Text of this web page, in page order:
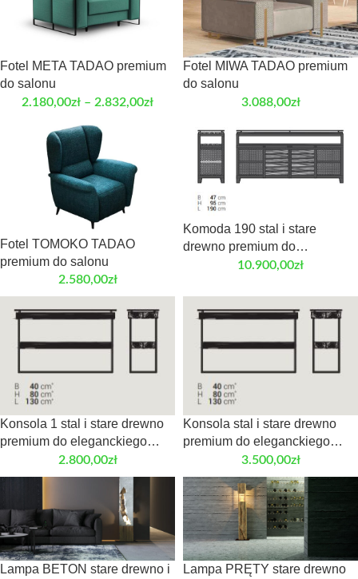
Fotel META TADAO premium
do salonu
2.180,00zł – 2.832,00zł
Fotel MIWA TADAO premium
do salonu
3.088,00zł
Fotel TOMOKO TADAO
premium do salonu
2.580,00zł
Komoda 190 stal i stare
drewno premium do
eleganckiego wnętrza
10.900,00zł
Konsola 1 stal i stare drewno
premium do eleganckiego
2.800,00zł
Konsola stal i stare drewno
premium do eleganckiego
3.500,00zł
Lampa BETON stare drewno i
Lampa PRĘTY stare drewno